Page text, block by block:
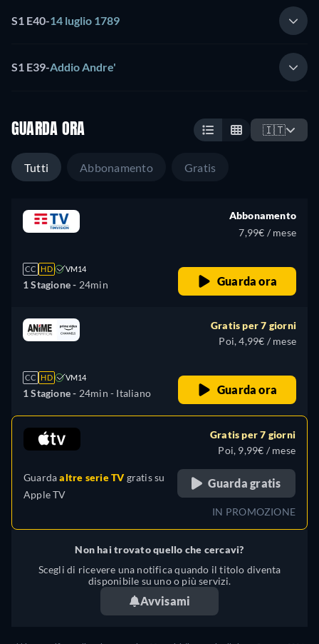
S1 E40-14 luglio 1789
S1 E39-Addio Andre'
GUARDA ORA 🇮🇹
Tutti Abbonamento Gratis
CC HD VM14
1 Stagione - 24min
Abbonamento
7,99€ / mese
Guarda ora
CC HD VM14
1 Stagione - 24min - Italiano
Gratis per 7 giorni
Poi, 4,99€ / mese
Guarda ora
Guardaaltre serie TVgratis su
Apple TV
Gratis per 7 giorni
Poi, 9,99€ / mese
Guarda gratis
IN PROMOZIONE
Non hai trovato quello che cercavi?
Scegli di ricevere una notifica quando il titolo diventa
disponibile su uno o più servizi.
Avvisami